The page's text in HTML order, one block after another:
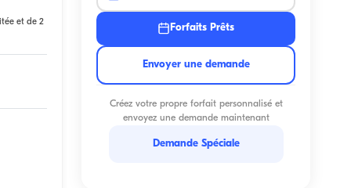
et de 2
Forfaits Prêts
Envoyer une demande
Créez votre propre forfait personnalisé et
envoyez une demande maintenant
Demande Spéciale